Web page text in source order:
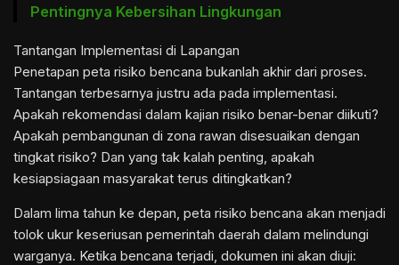
Pentingnya Kebersihan Lingkungan
Tantangan Implementasi di Lapangan
Penetapan peta risiko bencana bukanlah akhir dari proses.
Tantangan terbesarnya justru ada pada implementasi.
Apakah rekomendasi dalam kajian risiko benar-benar diikuti?
Apakah pembangunan di zona rawan disesuaikan dengan
tingkat risiko? Dan yang tak kalah penting, apakah
kesiapsiagaan masyarakat terus ditingkatkan?
Dalam lima tahun ke depan, peta risiko bencana akan menjadi
tolok ukur keseriusan pemerintah daerah dalam melindungi
warganya. Ketika bencana terjadi, dokumen ini akan diuji: